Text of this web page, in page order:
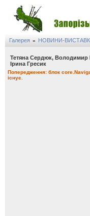
Галерея » НОВИНИ-
Тетяна Сердюк, Володимир
Ірина Гресик
Попередження: блок
існує.